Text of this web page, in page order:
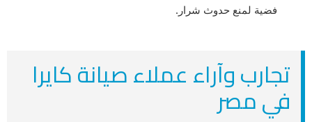
فضية لمنع حدوث شرار.
تجارب وآراء عملاء صيانة كايرا
في مصر